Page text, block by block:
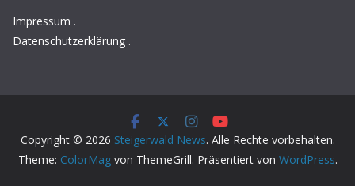
Impressum .
Datenschutzerklärung .
Copyright © 2026 Steigerwald News. Alle Rechte vorbehalten.
Theme: ColorMagvon ThemeGrill. Präsentiert von WordPress.